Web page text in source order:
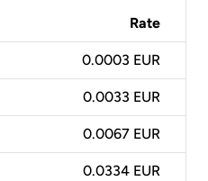
Rate
0.0003 EUR
0.0033 EUR
0.0067 EUR
0.0334 EUR